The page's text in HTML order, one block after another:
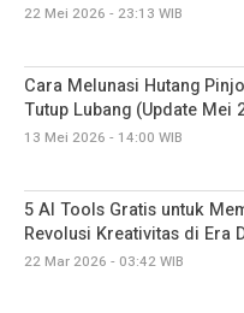
22 Mei 2026 - 23:13 WIB
Cara Melunasi Hutang
Tutup Lubang (Update Mei
13 Mei 2026 - 14:00 WIB
5 AI Tools Gratis untuk
Revolusi Kreativitas di Era
22 Mar 2026 - 03:42 WIB